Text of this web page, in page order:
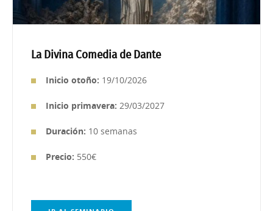
La Divina Comedia de Dante
Inicio otoño: 19/10/2026
Inicio primavera: 29/03/2027
Duración: 10 semanas
Precio: 550€